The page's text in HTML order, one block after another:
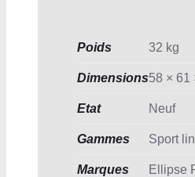
Poids 32 kg
Dimensions58 × 61
Etat Neuf
Gammes Sport
Marques Ellipse